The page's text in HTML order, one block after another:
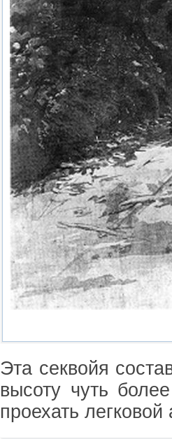
Эта секвойя
высоту чуть
проехать